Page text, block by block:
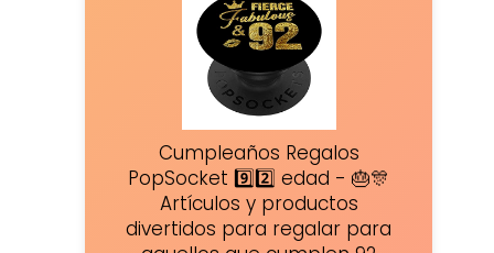
Cumpleaños Regalos
PopSocket 9️⃣2️⃣ edad - 🎂🎊
Artículos y productos
divertidos para regalar para